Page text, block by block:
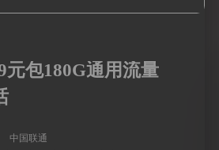
元包180G通用流量
中国联通